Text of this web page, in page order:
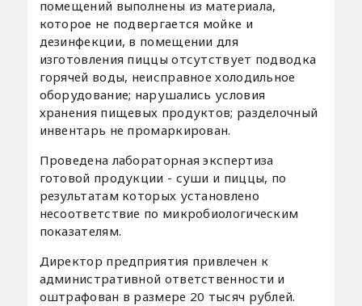
помещений выполнены из материала,
которое не подвергается мойке и
дезинфекции, в помещении для
изготовления пиццы отсутствует подводка
горячей воды, неисправное холодильное
оборудование; нарушались условия
хранения пищевых продуктов; разделочный
инвентарь не промаркирован.
Проведена лабораторная экспертиза
готовой продукции - суши и пиццы, по
результатам которых установлено
несоответствие по микробиологическим
показателям.
Директор предприятия привлечен к
административной ответственности и
оштрафован в размере 20 тысяч рублей.